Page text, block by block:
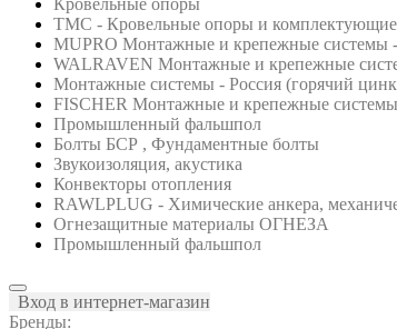
Кровельные опоры
ТМС - Кровельные опоры и комплектующие
MUPRO Монтажные и крепежные системы
WALRAVEN Монтажные и крепежные
Монтажные системы - Россия (горячий
FISCHER Монтажные и крепежные
Промышленный фальшпол
Болты БСР , Фундаментные болты
Звукоизоляция, акустика
Конвекторы отопления
RAWLPLUG - Химические анкера,
Огнезащитные материалы ОГНЕЗА
Промышленный фальшпол
Вход в интернет-магазин
Бренды: